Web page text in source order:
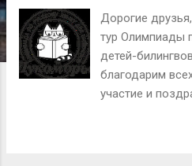
Дорогие
тур Олимпиады
детей-
благодарим
участие и
9 лет